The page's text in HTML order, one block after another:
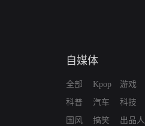
自媒体
全部
科普
国风
Kpop
汽车
搞笑
游戏
科技
出品人